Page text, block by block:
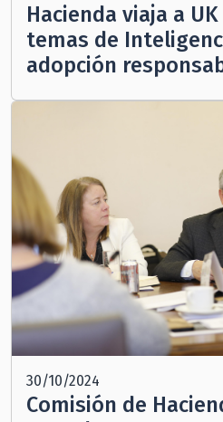
Hacienda viaja a
temas de
adopción
30/10/2024
Comisión de